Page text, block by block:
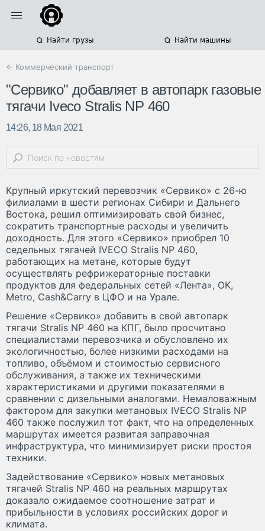
Найти грузы Найти машины
← Коммерческий транспорт
"Сервико" добавляет в автопарк газовые
тягачи Iveco Stralis NP 460
14:26, 18 Мая 2021
Крупный иркутский перевозчик «Сервико» с 26-ю
филиалами в шести регионах Сибири и Дальнего
Востока, решил оптимизировать свой бизнес,
сократить транспортные расходы и увеличить
доходность. Для этого «Сервико» приобрел 10
седельных тягачей IVECO Stralis NP 460,
работающих на метане, которые будут
осуществлять рефрижераторные поставки
продуктов для федеральных сетей «Лента», ОК,
Metro, Cash&Carry в ЦФО и на Урале.
Решение «Сервико» добавить в свой автопарк
тягачи Stralis NP 460 на КПГ, было просчитано
специалистами перевозчика и обусловлено их
экологичностью, более низкими расходами на
топливо, объёмом и стоимостью сервисного
обслуживания, а также их техническими
характеристиками и другими показателями в
сравнении с дизельными аналогами. Немаловажным
фактором для закупки метановых IVECO Stralis NP
460 также послужил тот факт, что на определенных
маршрутах имеется развитая заправочная
инфраструктура, что минимизирует риски простоя
техники.
Задействование «Сервико» новых метановых
тягачей Stralis NP 460 на реальных маршрутах
доказало ожидаемое соотношение затрат и
прибыльности в условиях российских дорог и
климата.